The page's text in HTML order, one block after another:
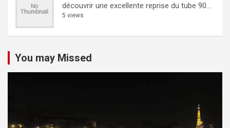
découvrir une excellente reprise du tube 90...
5 views
You may Missed